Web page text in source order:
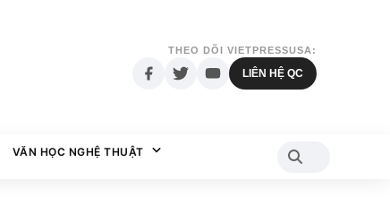
THEO DÕI VIETPRESSUSA:
LIÊN HỆ QC
VĂN HỌC NGHỆ THUẬT